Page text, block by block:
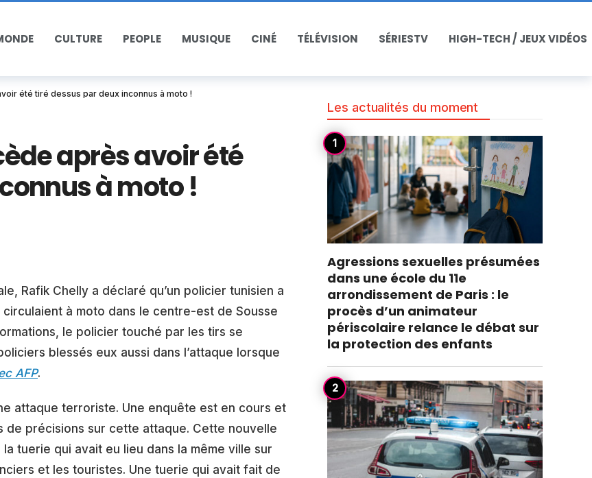
CULTURE PEOPLE MUSIQUE CINÉ TÉLÉVISION SÉRIESTV HIGH-TECH / JEUX VIDÉOS
été tiré dessus par deux inconnus à moto !
après avoir été
à moto !
Rafik Chelly a déclaré qu’un policier tunisien a
à moto dans le centre-est de Sousse
le policier touché par les tirs se
blessés eux aussi dans l’attaque lorsque
AFP.
attaque terroriste. Une enquête est en cours et
de précisions sur cette attaque. Cette nouvelle
tuerie qui avait eu lieu dans la même ville sur
et les touristes. Une tuerie qui avait fait de
Les actualités du moment
Agressions sexuelles présumées
dans une école du 11e
arrondissement de Paris : le
procès d’un animateur
périscolaire relance le débat sur
la protection des enfants